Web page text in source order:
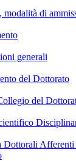
modalità di
generali
del Dottorato
del
Dottorali Afferenti